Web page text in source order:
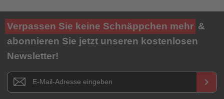
Verpassen Sie keine Schnäppchen mehr &
abonnieren Sie jetzt unseren kostenlosen
Newsletter!
Newsletter E-Mail Adresse keyboard_arrow_right